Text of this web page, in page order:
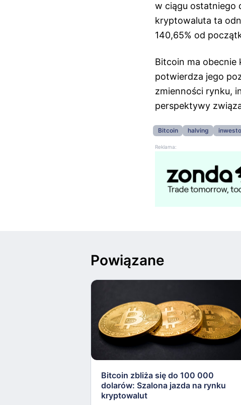
w ciągu ostatniego
kryptowaluta ta
140,65% od
Bitcoin ma obecnie
potwierdza jego
zmienności rynku,
perspektywy
Bitcoin halving
Reklama:
Powiązane
Bitcoin zbliża się do 100 000
dolarów: Szalona jazda na rynku
kryptowalut